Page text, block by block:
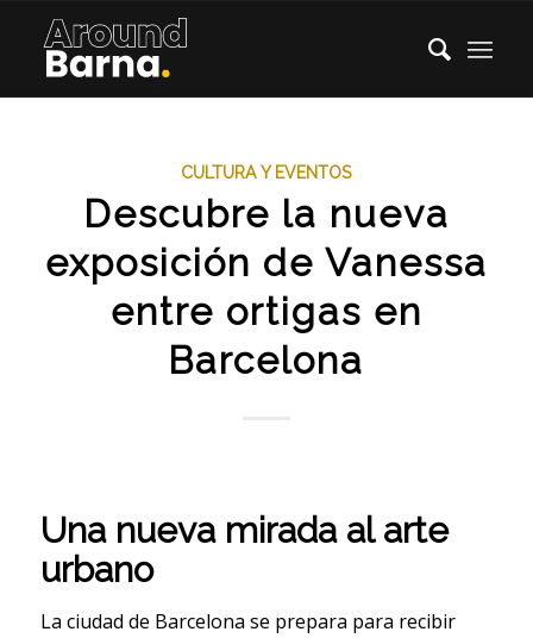
CULTURA Y EVENTOS
Descubre la nueva
exposición de Vanessa
entre ortigas en
Barcelona
Una nueva mirada al arte
urbano
La ciudad de Barcelona se prepara para recibir